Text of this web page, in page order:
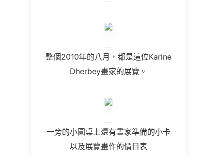
整個2010年的八月，都是這位Karine
Dherbey畫家的展覽。
一旁的小圓桌上還有畫家準備的小卡
以及展覽畫作的價目表